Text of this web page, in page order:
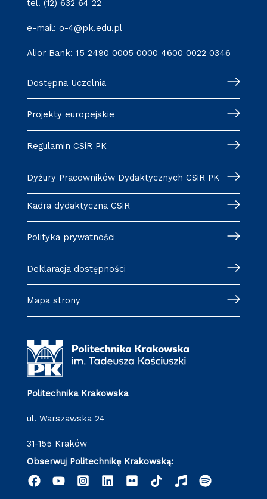
tel. (12) 632 64 22
e-mail: o-4@pk.edu.pl
Alior Bank: 15 2490 0005 0000 4600 0022 0346
Dostępna Uczelnia
Projekty europejskie
Regulamin CSiR PK
Dyżury Pracowników Dydaktycznych CSiR PK
Kadra dydaktyczna CSiR
Polityka prywatności
Deklaracja dostępności
Mapa strony
Politechnika Krakowska
ul. Warszawska 24
31-155 Kraków
Obserwuj Politechnikę Krakowską: